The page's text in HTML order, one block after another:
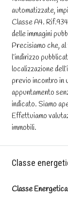
automatizzate,
Classe A4.
delle immagini
Precisiamo che,
l’indirizzo
localizzazione
previo incontro in
appuntamento
indicato. Siamo
Effettuiamo
immobili.
Classe
Classe